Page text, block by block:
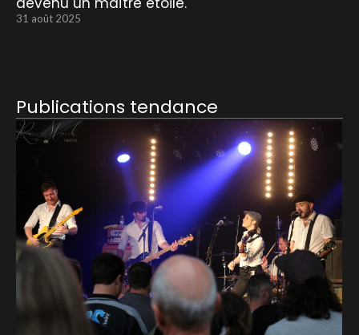
31 août 2025
Publications tendance